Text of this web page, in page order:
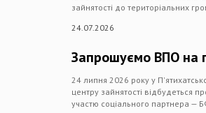
зайнятості до територіальних
24.07.2026
Запрошуємо ВПО на
24 липня 2026 року у
центру зайнятості відбудеться
участю соціального партнера —